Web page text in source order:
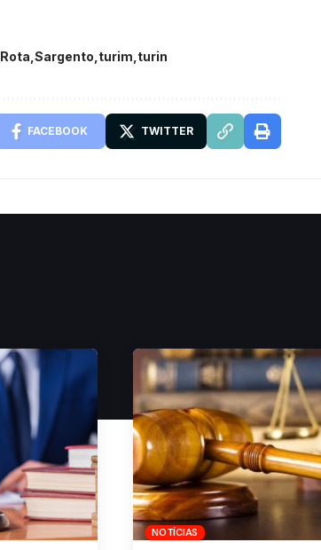
Rota Sargento turim turin
FACEBOOK TWITTER
NOTÍCIAS